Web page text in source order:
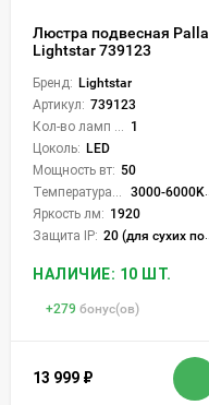
Люстра подвесная Palla
Lightstar 739123
Бренд: Lightstar
Артикул: 739123
1
Цоколь: LED
Мощность вт: 50
3000-6000K (плавная рег.)
Яркость лм: 1920
Защита IP: 20 (для сухих пом.)
НАЛИЧИЕ: 10 ШТ.
+279 бонус(ов)
13 999 ₽